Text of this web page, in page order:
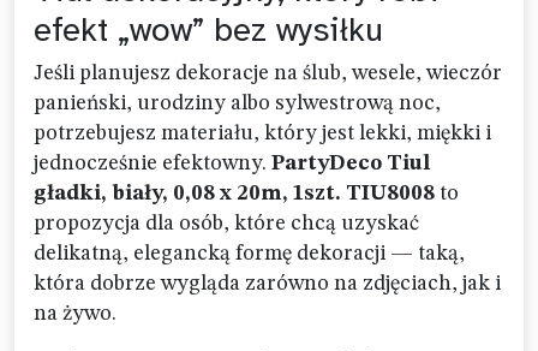
efekt „wow” bez wysiłku
Jeśli planujesz dekoracje na ślub, wesele, wieczór
panieński, urodziny albo sylwestrową noc,
potrzebujesz materiału, który jest lekki, miękki i
jednocześnie efektowny. PartyDeco Tiul
gładki, biały, 0,08 x 20m, 1szt. TIU8008 to
propozycja dla osób, które chcą uzyskać
delikatną, elegancką formę dekoracji — taką,
która dobrze wygląda zarówno na zdjęciach, jak i
na żywo.